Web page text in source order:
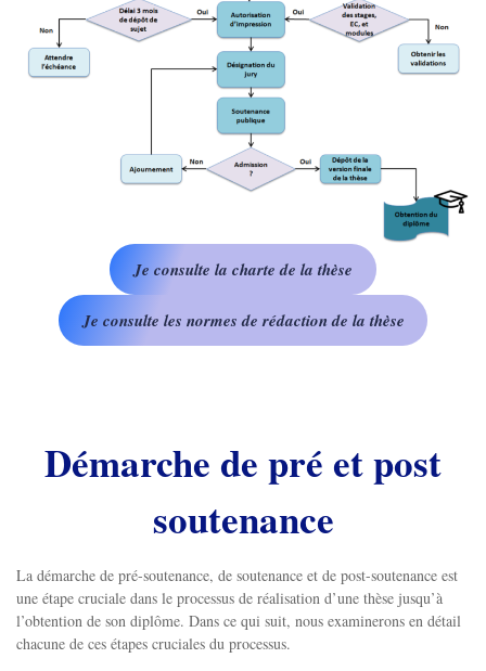
Je consulte la charte de la thèse
Je consulte les normes de rédaction de la thèse
Démarche de pré et post
soutenance
La démarche de pré-soutenance, de soutenance et de post-soutenance est
une étape cruciale dans le processus de réalisation d’une thèse jusqu’à
l’obtention de son diplôme. Dans ce qui suit, nous examinerons en détail
chacune de ces étapes cruciales du processus.